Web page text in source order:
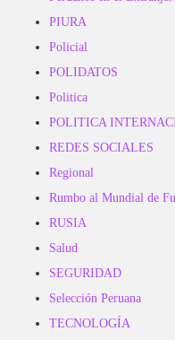
PIURA
Policial
POLIDATOS
Politica
POLITICA
REDES SOCIALES
Regional
Rumbo al Mundial de
RUSIA
Salud
SEGURIDAD
Selección Peruana
TECNOLOGÍA